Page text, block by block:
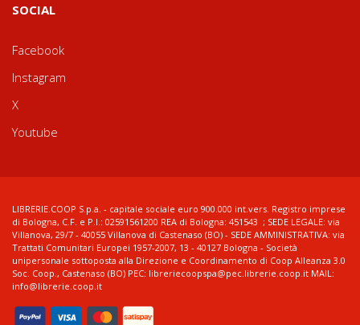
SOCIAL
Facebook
Instagram
X
Youtube
LIBRERIE.COOP S.p.a. - capitale sociale euro 900.000 int.vers. Registro imprese
di Bologna, C.F. e P.I.: 02591561200 REA di Bologna: 451543 ; SEDE LEGALE: via
Villanova, 29/7 - 40055 Villanova di Castenaso (BO) - SEDE AMMINISTRATIVA: via
Trattati Comunitari Europei 1957-2007, 13 - 40127 Bologna - Società
unipersonale sottoposta alla Direzione e Coordinamento di Coop Alleanza 3.0
Soc. Coop., Castenaso (BO) PEC: libreriecoopspa@pec.librerie.coop.it MAIL:
info@librerie.coop.it